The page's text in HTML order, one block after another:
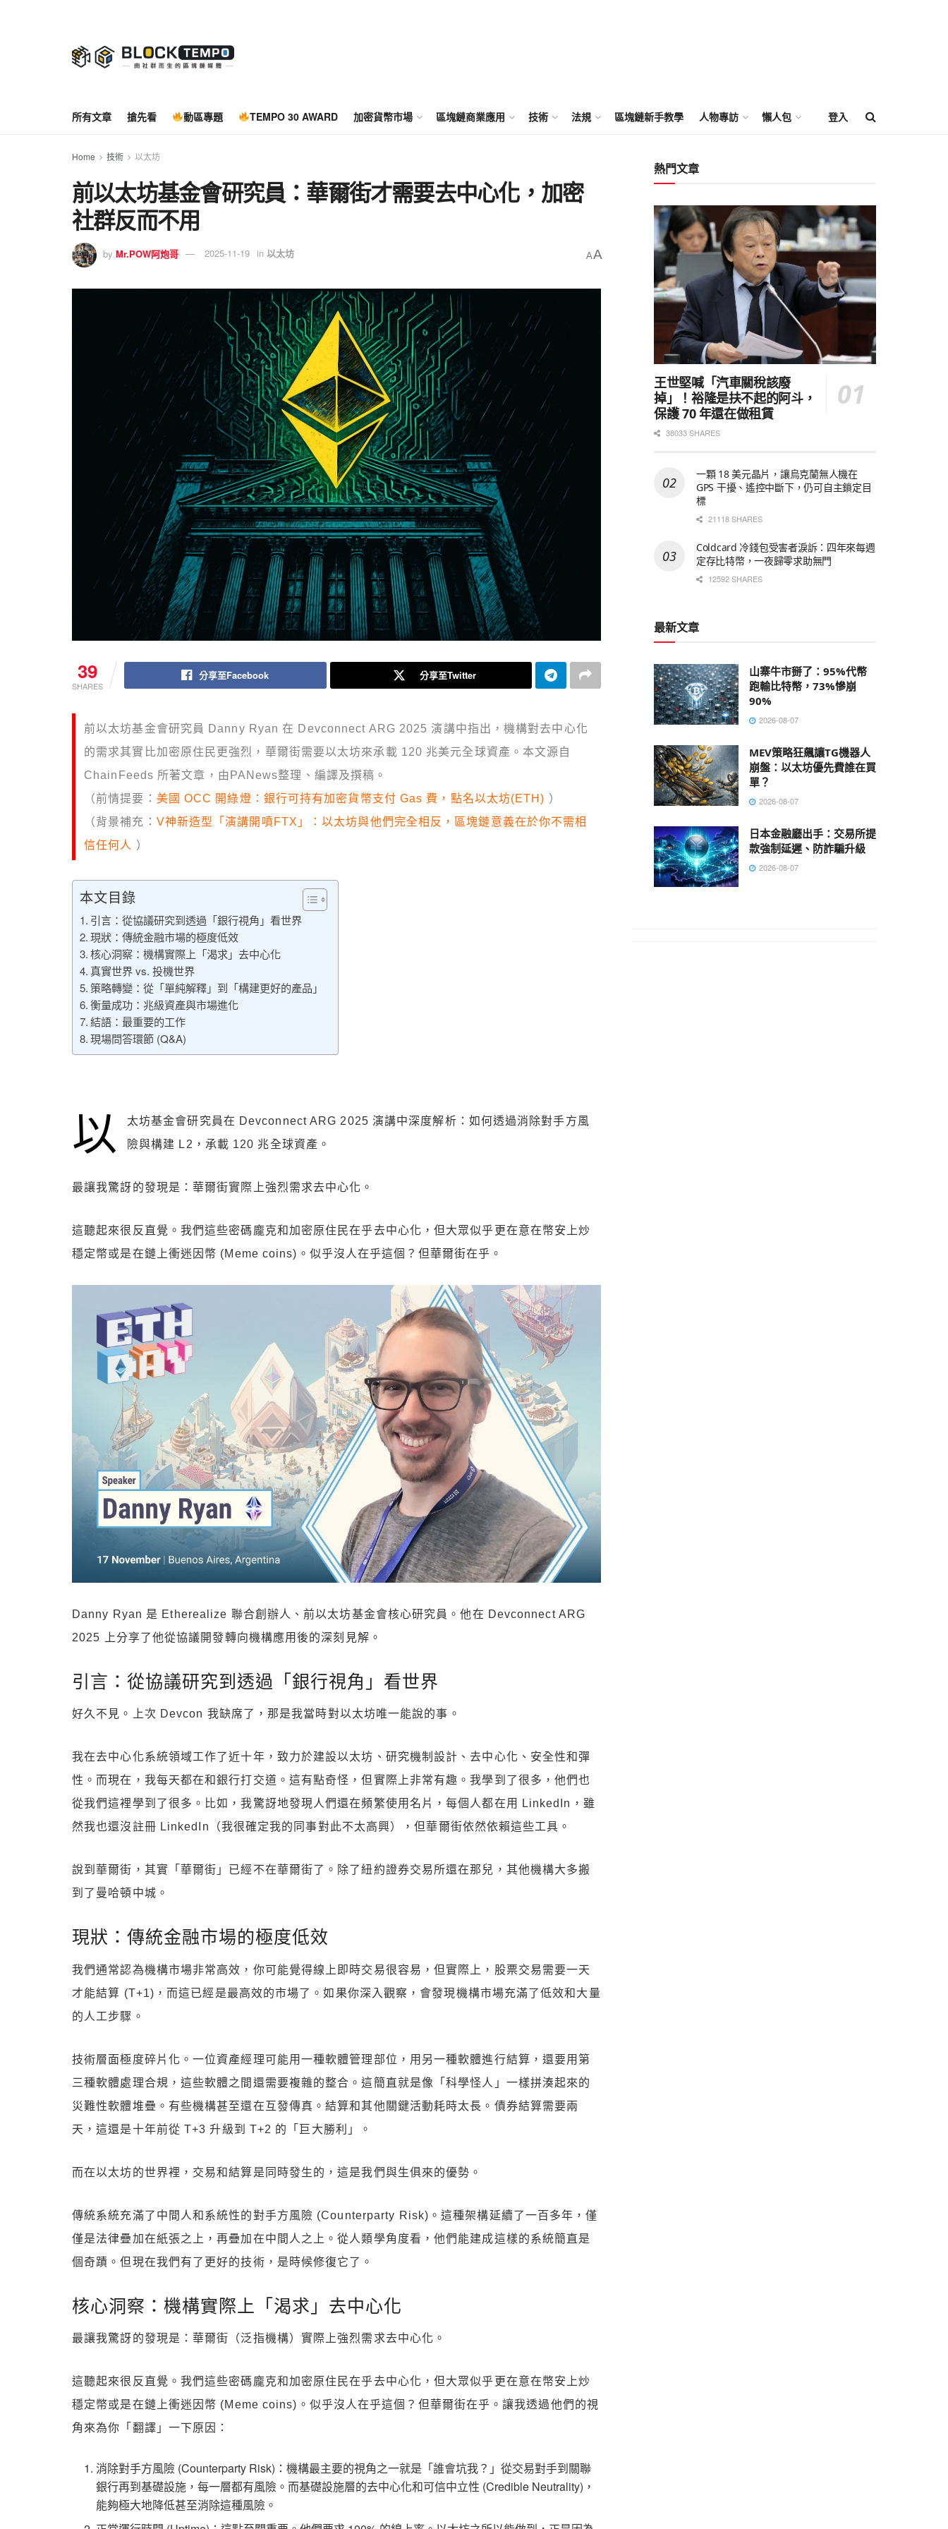
所有文章 搶先看 動區專題 TEMPO 30 AWARD 加密貨幣市場 區塊鏈商業應用 技術 法規 區塊鏈新手教學 人物專訪 懶人包 登入
Home 技術 以太坊
前以太坊基金會研究員：華爾街才需要去中心化，加密
社群反而不用
by Mr.POW阿炮哥 2025-11-19 in 以太坊 AA
39
SHARES
分享至Facebook 分享至Twitter
前以太坊基金會研究員 Danny Ryan 在 Devconnect ARG 2025 演講中指出，機構對去中心化
的需求其實比加密原住民更強烈，華爾街需要以太坊來承載 120 兆美元全球資產。本文源自
ChainFeeds 所著文章，由PANews整理、編譯及撰稿。
（前情提要： 美國 OCC 開綠燈：銀行可持有加密貨幣支付 Gas 費，點名以太坊(ETH) ）
（背景補充： V神新造型「演講開噴FTX」：以太坊與他們完全相反，區塊鏈意義在於你不需相
信任何人 ）
本文目錄
引言：從協議研究到透過「銀行視角」看世界
現狀：傳統金融市場的極度低效
核心洞察：機構實際上「渴求」去中心化
真實世界 vs. 投機世界
策略轉變：從「單純解釋」到「構建更好的產品」
衡量成功：兆級資產與市場進化
結語：最重要的工作
現場問答環節 (Q&A)
以
太坊基金會研究員在 Devconnect ARG 2025 演講中深度解析：如何透過消除對手方風
險與構建 L2，承載 120 兆全球資產。
最讓我驚訝的發現是：華爾街實際上強烈需求去中心化。
這聽起來很反直覺。我們這些密碼龐克和加密原住民在乎去中心化，但大眾似乎更在意在幣安上炒
穩定幣或是在鏈上衝迷因幣 (Meme coins)。似乎沒人在乎這個？但華爾街在乎。
Danny Ryan 是 Etherealize 聯合創辦人、前以太坊基金會核心研究員。他在 Devconnect ARG
2025 上分享了他從協議開發轉向機構應用後的深刻見解。
引言：從協議研究到透過「銀行視角」看世界
好久不見。上次 Devcon 我缺席了，那是我當時對以太坊唯一能說的事。
我在去中心化系統領域工作了近十年，致力於建設以太坊、研究機制設計、去中心化、安全性和彈
性。而現在，我每天都在和銀行打交道。這有點奇怪，但實際上非常有趣。我學到了很多，他們也
從我們這裡學到了很多。比如，我驚訝地發現人們還在頻繁使用名片，每個人都在用 LinkedIn，雖
然我也還沒註冊 LinkedIn（我很確定我的同事對此不太高興），但華爾街依然依賴這些工具。
說到華爾街，其實「華爾街」已經不在華爾街了。除了紐約證券交易所還在那兒，其他機構大多搬
到了曼哈頓中城。
現狀：傳統金融市場的極度低效
我們通常認為機構市場非常高效，你可能覺得線上即時交易很容易，但實際上，股票交易需要一天
才能結算 (T+1)，而這已經是最高效的市場了。如果你深入觀察，會發現機構市場充滿了低效和大量
的人工步驟。
技術層面極度碎片化。一位資產經理可能用一種軟體管理部位，用另一種軟體進行結算，還要用第
三種軟體處理合規，這些軟體之間還需要複雜的整合。這簡直就是像「科學怪人」一樣拼湊起來的
災難性軟體堆疊。有些機構甚至還在互發傳真。結算和其他關鍵活動耗時太長。債券結算需要兩
天，這還是十年前從 T+3 升級到 T+2 的「巨大勝利」。
而在以太坊的世界裡，交易和結算是同時發生的，這是我們與生俱來的優勢。
傳統系統充滿了中間人和系統性的對手方風險 (Counterparty Risk)。這種架構延續了一百多年，僅
僅是法律疊加在紙張之上，再疊加在中間人之上。從人類學角度看，他們能建成這樣的系統簡直是
個奇蹟。但現在我們有了更好的技術，是時候修復它了。
核心洞察：機構實際上「渴求」去中心化
最讓我驚訝的發現是：華爾街（泛指機構）實際上強烈需求去中心化。
這聽起來很反直覺。我們這些密碼龐克和加密原住民在乎去中心化，但大眾似乎更在意在幣安上炒
穩定幣或是在鏈上衝迷因幣 (Meme coins)。似乎沒人在乎這個？但華爾街在乎。讓我透過他們的視
角來為你「翻譯」一下原因：
消除對手方風險 (Counterparty Risk)：機構最主要的視角之一就是「誰會坑我？」從交易對手到關聯
銀行再到基礎設施，每一層都有風險。而基礎設施層的去中心化和可信中立性 (Credible Neutrality)，
能夠極大地降低甚至消除這種風險。
熱門文章
王世堅喊「汽車關稅該廢
掉」！裕隆是扶不起的阿斗，
保護 70 年還在做租賃
38033 SHARES
一顆 18 美元晶片，讓烏克蘭無人機在
GPS 干擾、遙控中斷下，仍可自主鎖定目
標
21118 SHARES
Coldcard 冷錢包受害者淚訴：四年來每週
定存比特幣，一夜歸零求助無門
12592 SHARES
最新文章
山寨牛市掰了：95%代幣
跑輸比特幣，73%慘崩
90%
2026-08-07
MEV策略狂飆讓TG機器人
崩盤：以太坊優先費誰在買
單？
2026-08-07
日本金融廳出手：交易所提
款強制延遲、防詐騙升級
2026-08-07